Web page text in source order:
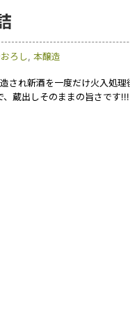
ろし, 本醸造
れ新酒を一度だけ火入処理
蔵出しそのままの旨さです